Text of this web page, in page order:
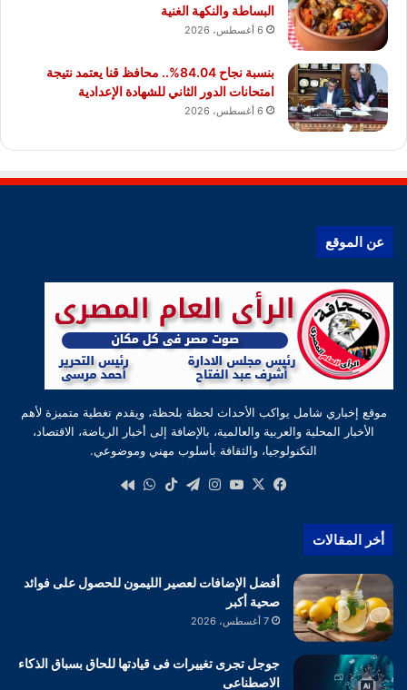
البساطة والنكهة الغنية
6 أغسطس، 2026
بنسبة نجاح 84.04%.. محافظ قنا يعتمد نتيجة
امتحانات الدور الثاني للشهادة الإعدادية
6 أغسطس، 2026
عن الموقع
موقع إخباري شامل يواكب الأحداث لحظة بلحظة، ويقدم تغطية متميزة لأهم
الأخبار المحلية والعربية والعالمية، بالإضافة إلى أخبار الرياضة، الاقتصاد،
التكنولوجيا، والثقافة بأسلوب مهني وموضوعي.
فيسبوك
‫X
‫YouTube
انستقرام
تيلقرام‫TikTokواتساب
أخر المقالات
أفضل الإضافات لعصير الليمون للحصول على فوائد
صحية أكبر
7 أغسطس، 2026
جوجل تجرى تغييرات فى قيادتها للحاق بسباق الذكاء
الاصطناعى